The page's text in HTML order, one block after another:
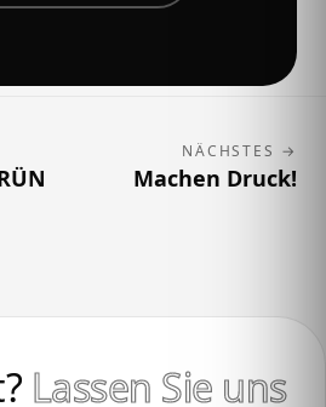
NÄCHSTES →
Machen Druck!
Lassen Sie uns